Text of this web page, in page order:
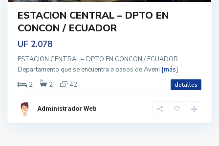
ESTACION CENTRAL – DPTO EN
CONCON / ECUADOR
UF 2.078
ESTACION CENTRAL – DPTO EN CONCON / ECUADOR
Departamento que se encuentra a pasos de Aveni [más]
2
2 42 detalles
Administrador Web